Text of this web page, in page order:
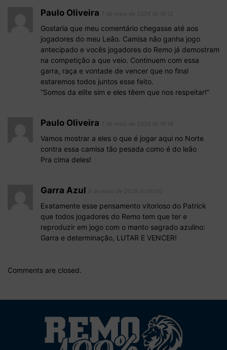
Paulo Oliveira
Gostaria que meu comentário chegasse até aos
jogadores do meu Leão. Camisa não ganha jogo
antecipado e vocês jogadores do Remo já demostram
na competição a que veio. Continuem com essa
garra, raça e vontade de vencer que no final
estaremos todos juntos esse feito.
“Somos da elite sim e eles têem que nos respeitar!”
Paulo Oliveira
Vamos mostrar a eles o que é jogar aqui no Norte
contra essa camisa tão pesada como é do leão
Pra cima deles!
Garra Azul
Exatamente esse pensamento vitorioso do Patrick
que todos jogadores do Remo tem que ter e
reproduzir em jogo com o manto sagrado azulino:
Garra e determinação, LUTAR E VENCER!
Comments are closed.